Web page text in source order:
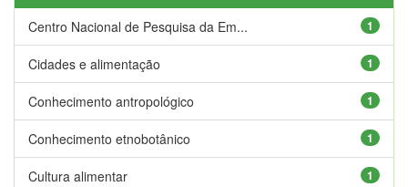
1
Centro Nacional de Pesquisa da Em...
1
Cidades e alimentação
1
Conhecimento antropológico
1
Conhecimento etnobotânico
1
Cultura alimentar